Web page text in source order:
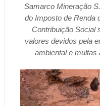
Samarco Mineração
do Imposto de Renda
Contribuição Social
valores devidos pela
ambiental e multas